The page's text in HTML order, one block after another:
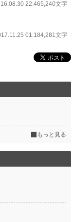
22:465,240文字
01:184,281文字
もっと見る